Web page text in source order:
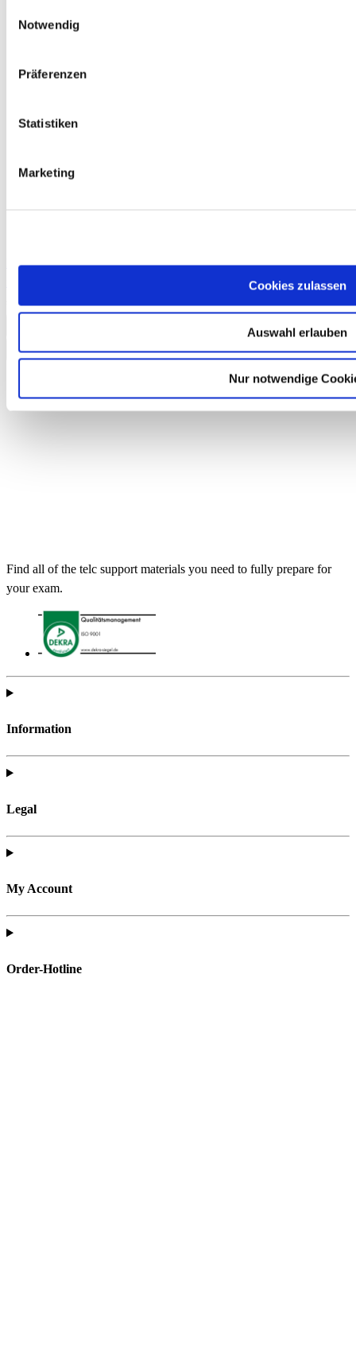
Notwendig
Präferenzen
Statistiken
Marketing
Cookies zulassen
Auswahl erlauben
Nur notwendige
Einfach gut! Deutsch für die Integration A2.2 Coursebook with
€14.90
Find all of the telc support materials you need to fully prepare for
your exam.
Information
Legal
My Account
Order-Hotline